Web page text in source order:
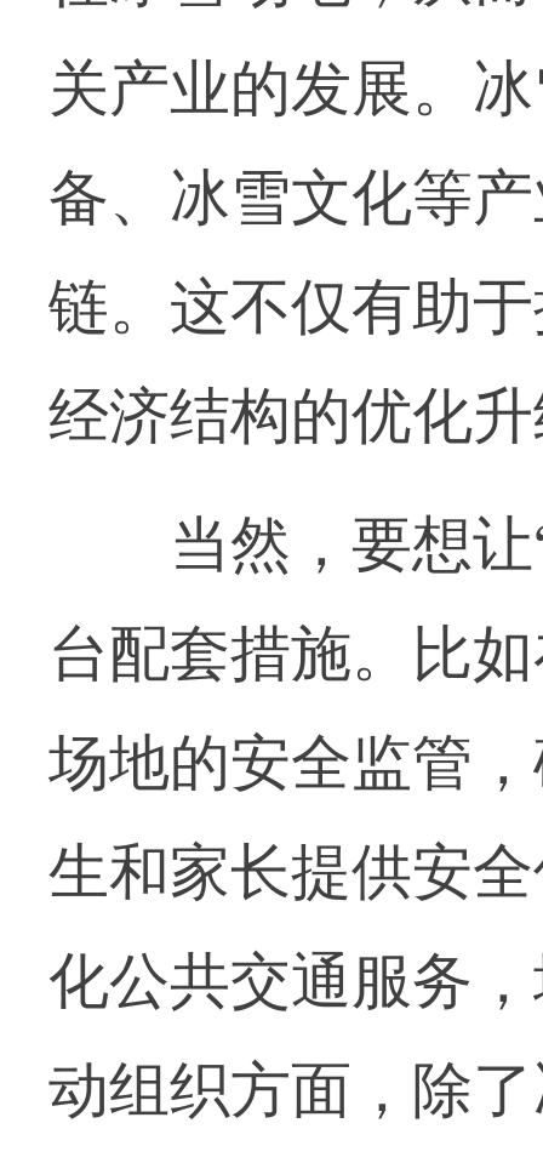
关产业的发展。
备、冰雪文化等
链。这不仅有助
经济结构的优化
当然，要想让“
台配套措施。比
场地的安全监管
生和家长提供安
化公共交通服务
动组织方面，除